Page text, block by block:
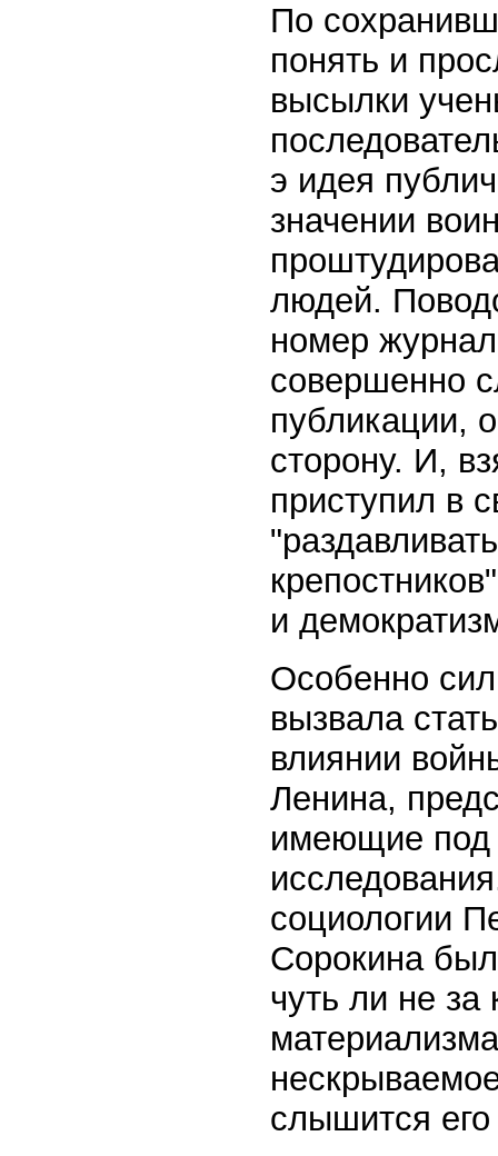
По
понять и
высылки
э идея
значении
людей.
номер
совершенно
публикации,
сторону. И,
приступил в
и
Особенно
вызвала
влиянии
Ленина,
имеющие под
социологии
Сорокина
чуть ли не за
слышится